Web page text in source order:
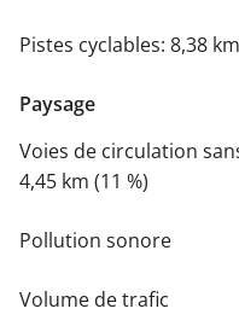
Pistes cyclables: 8,38
Paysage
Voies de circulation
4,45 km (11 %)
Pollution sonore
Volume de trafic